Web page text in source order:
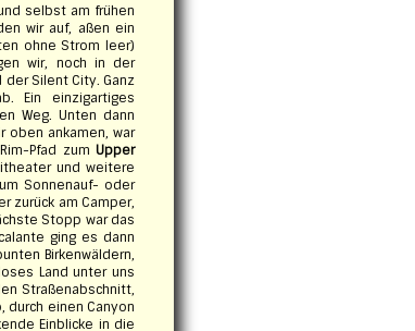
selbst am frühen
wir auf, aßen ein
ohne Strom leer)
wir, noch in der
der Silent City. Ganz
Ein einzigartiges
Weg. Unten dann
oben ankamen, war
Pfad zum Upper
und weitere
Sonnenauf- oder
zurück am Camper,
Stopp war das
ging es dann
Birkenwäldern,
Land unter uns
Straßenabschnitt,
durch einen Canyon
Einblicke in die